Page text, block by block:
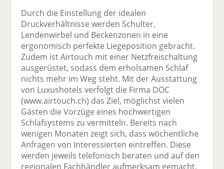
Durch die Einstellung der idealen
Druckverhältnisse werden Schulter,
Lendenwirbel und Beckenzonen in eine
ergonomisch perfekte Liegeposition gebracht.
Zudem ist Airtouch mit einer Netzfreischaltung
ausgerüstet, sodass dem erholsamen Schlaf
nichts mehr im Weg steht. Mit der Ausstattung
von Luxushotels verfolgt die Firma DOC
(www.airtouch.ch) das Ziel, möglichst vielen
Gästen die Vorzüge eines hochwertigen
Schlafsystems zu vermitteln. Bereits nach
wenigen Monaten zeigt sich, dass wöchentliche
Anfragen von Interessierten eintreffen. Diese
werden jeweils telefonisch beraten und auf den
regionalen Fachhändler aufmerksam gemacht.